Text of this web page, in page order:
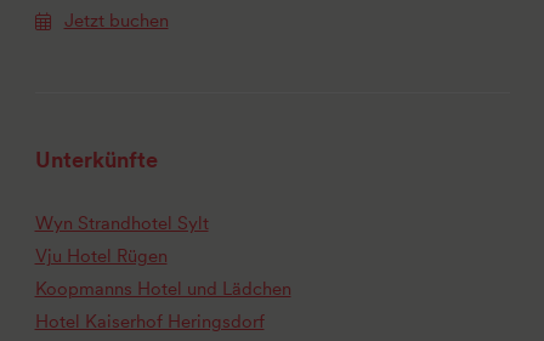
Jetzt buchen
Unterkünfte
Wyn Strandhotel Sylt
Vju Hotel Rügen
Koopmanns Hotel und Lädchen
Hotel Kaiserhof Heringsdorf